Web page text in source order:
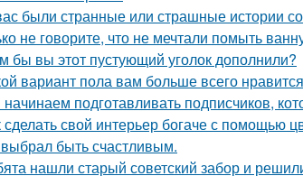
были странные или страшные истории
не говорите, что не мечтали помыть
бы вы этот пустующий уголок дополнили?
вариант пола вам больше всего
подготавливать подписчиков,
сделать свой интерьер богаче с помощью
быть счастливым.
нашли старый советский забор и